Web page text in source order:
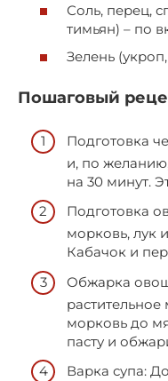
Соль, перец,
тимьян) – по
Зелень
Пошаговый
Подготовка
и, по
на 30 минут.
Подготовка
морковь, лук
Кабачок и
Обжарка
морковь до
пасту и
Варка супа: